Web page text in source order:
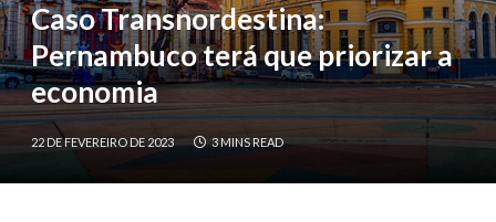
Caso Transnordestina:
Pernambuco terá que priorizar a
economia
22 DE FEVEREIRO DE 2023 3 MINS READ